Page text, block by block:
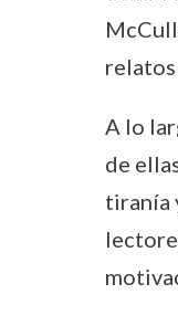
relatos
A lo
de
tiranía